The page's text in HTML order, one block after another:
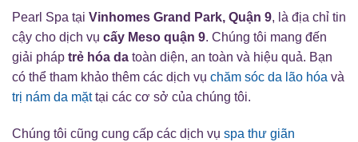
Pearl Spa tại Vinhomes Grand Park, Quận 9, là địa chỉ tin
cậy cho dịch vụ cấy Meso quận 9. Chúng tôi mang đến
giải pháp trẻ hóa da toàn diện, an toàn và hiệu quả. Bạn
có thể tham khảo thêm các dịch vụ chăm sóc da lão hóa và
trị nám da mặttại các cơ sở của chúng tôi.
Chúng tôi cũng cung cấp các dịch vụ spa thư giãn